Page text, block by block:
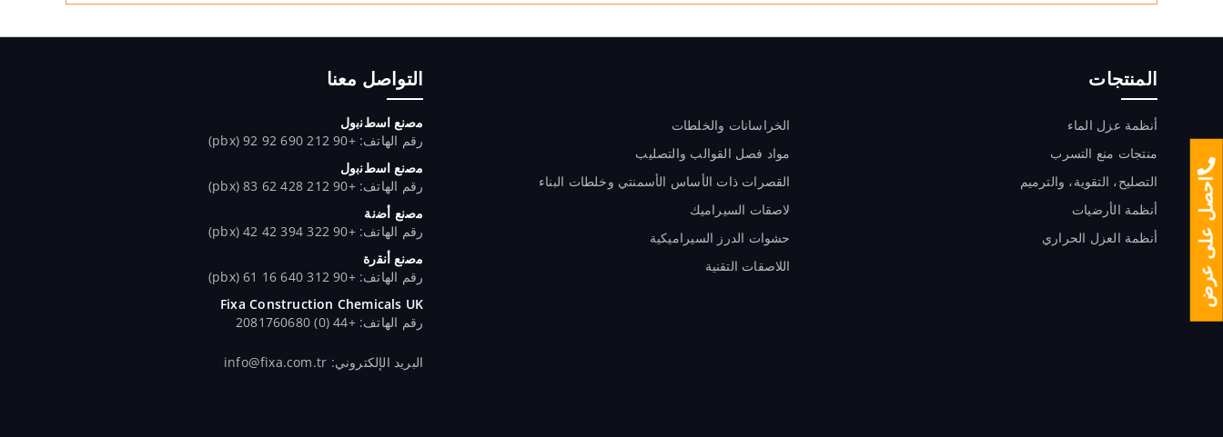
المنتجات
أنظمة عزل الماء
ﻣﻨﺘﺠﺎت ﻣﻨﻊ اﻟﺘﺴﺮب
التصليح، التقوية، والترميم
أنظمة الأرضيات
أنظمة العزل الحراري
الخراسانات والخلطات
مواد فصل القوالب والتصليب
القصرات ذات الأساس الأسمنتي وخلطات البناء
لاصقات السيراميك
حشوات الدرز السيراميكية
اللاصقات التقنية
التواصل معنا
ﻣﺻﻧﻊ اﺳطﻧﺑول
رقم الهاتف: +90 212 690 92 92 (pbx)
ﻣﺻﻧﻊ اﺳطﻧﺑول
رقم الهاتف: +90 212 428 62 83 (pbx)
ﻣﺻﻧﻊ أﺿﻧﺔ
رقم الهاتف: +90 322 394 42 42 (pbx)
ﻣﺻﻧﻊ أﻧﻘرة
رقم الهاتف: +90 312 640 16 61 (pbx)
Fixa Construction Chemicals UK
رقم الهاتف: +44 (0) 2081760680
البريد الإلكتروني: info@fixa.com.tr
احصل على عرض